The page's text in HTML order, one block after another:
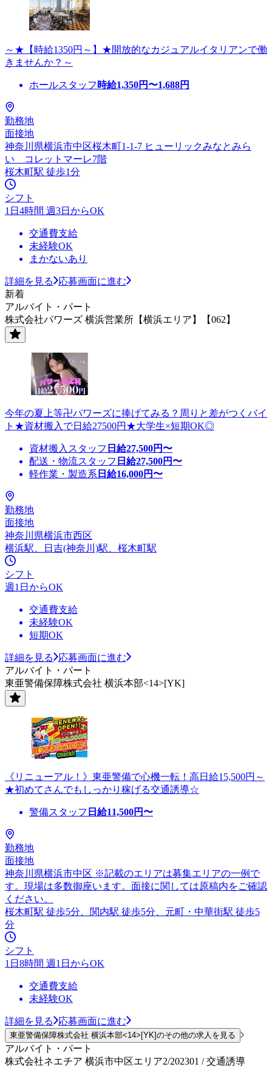
～★【時給1350円～】★開放的なカジュアルイタリアンで働
きませんか？～
ホールスタッフ 時給1,350円〜1,688円
勤務地
面接地
神奈川県横浜市中区桜木町1-1-7 ヒューリックみなとみら
い コレットマーレ7階
桜木町駅 徒歩1分
シフト
1日4時間 週3日からOK
交通費支給
未経験OK
まかないあり
詳細を見る
応募画面に進む
新着
アルバイト・パート
株式会社パワーズ 横浜営業所【横浜エリア】【062】
今年の夏上等卍パワーズに捧げてみる？周りと差がつくバイ
ト★資材搬入で日給27500円★大学生×短期OK◎
資材搬入スタッフ 日給27,500円〜
配送・物流スタッフ 日給27,500円〜
軽作業・製造系 日給16,000円〜
勤務地
面接地
神奈川県横浜市西区
横浜駅、日吉(神奈川)駅、桜木町駅
シフト
週1日からOK
交通費支給
未経験OK
短期OK
詳細を見る
応募画面に進む
アルバイト・パート
東亜警備保障株式会社 横浜本部<14>[YK]
《リニューアル！》東亜警備で心機一転！高日給15,500円～
★初めてさんでもしっかり稼げる交通誘導☆
警備スタッフ 日給11,500円〜
勤務地
面接地
神奈川県横浜市中区 ※記載のエリアは募集エリアの一例で
す。現場は多数御座います。面接に関しては原稿内をご確認
ください。
桜木町駅 徒歩5分、関内駅 徒歩5分、元町・中華街駅 徒歩5
分
シフト
1日8時間 週1日からOK
交通費支給
未経験OK
詳細を見る 応募画面に進む
東亜警備保障株式会社 横浜本部<14>[YK]のその他の求人を見る
アルバイト・パート
株式会社ネエチア 横浜市中区エリア2/202301 / 交通誘導